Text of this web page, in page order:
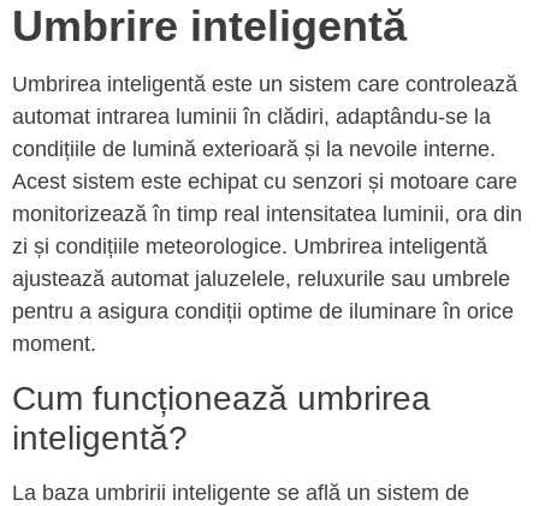
Umbrire inteligentă
Umbrirea inteligentă este un sistem care controlează
automat intrarea luminii în clădiri, adaptându-se la
condițiile de lumină exterioară și la nevoile interne.
Acest sistem este echipat cu senzori și motoare care
monitorizează în timp real intensitatea luminii, ora din
zi și condițiile meteorologice. Umbrirea inteligentă
ajustează automat jaluzelele, reluxurile sau umbrele
pentru a asigura condiții optime de iluminare în orice
moment.
Cum funcționează umbrirea
inteligentă?
La baza umbririi inteligente se află un sistem de